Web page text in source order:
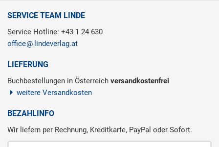
SERVICE TEAM LINDE
Service Hotline: +43 1 24 630
office
lindeverlag.at
LIEFERUNG
Buchbestellungen in Österreich versandkostenfrei
weitere Versandkosten
BEZAHLINFO
Wir liefern per Rechnung, Kreditkarte, PayPal oder Sofort.